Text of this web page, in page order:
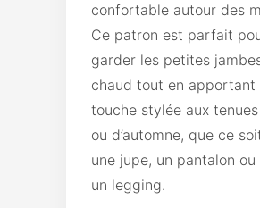
confortable autour des
Ce patron est parfait
garder les petites
chaud tout en apportant
touche stylée aux tenues
ou d’automne, que ce
une jupe, un pantalon ou
un legging.